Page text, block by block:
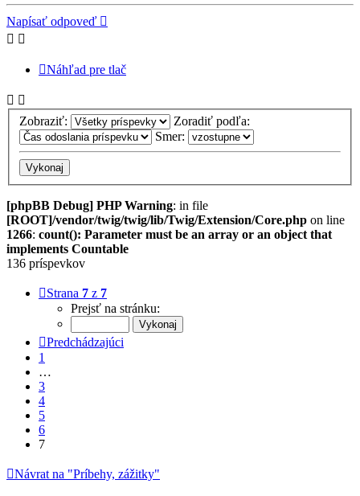
Napísať odpoveď
Náhľad pre tlač
Zobraziť:
Zoradiť podľa:
Smer:
[phpBB Debug] PHP Warning: in file
[ROOT]/vendor/twig/twig/lib/Twig/Extension/Core.php on line
1266: count(): Parameter must be an array or an object that
implements Countable
136 príspevkov
Strana 7 z 7
Prejsť na stránku:
Predchádzajúci
1
…
3
4
5
6
7
Návrat na "Príbehy, zážitky"